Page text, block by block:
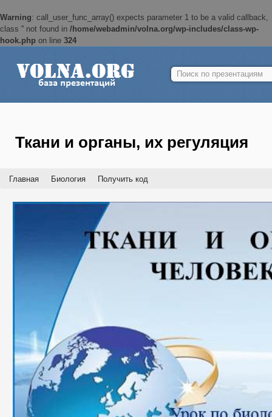
Warning: call_user_func_array() expects parameter 1 to be a valid callback,
class '' not found in /home/webadmin/volna.org/wp-includes/class-wp-
hook.php on line 324
Найти:
Ткани и органы, их регуляция
Главная Биология Получить код